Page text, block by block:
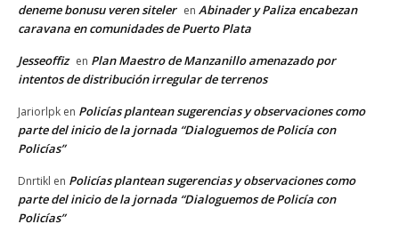
deneme bonusu veren siteler en Abinader y Paliza encabezan
caravana en comunidades de Puerto Plata
Jesseoffiz en Plan Maestro de Manzanillo amenazado por
intentos de distribución irregular de terrenos
Jariorlpk en Policías plantean sugerencias y observaciones como
parte del inicio de la jornada “Dialoguemos de Policía con
Policías”
Dnrtikl en Policías plantean sugerencias y observaciones como
parte del inicio de la jornada “Dialoguemos de Policía con
Policías”